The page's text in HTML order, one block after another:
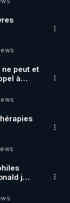
peut et
à
j